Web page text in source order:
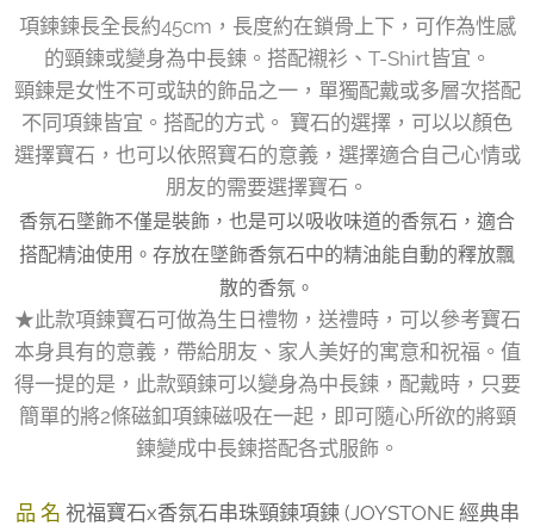
項鍊鍊長全長約45cm，長度約在鎖骨上下，可作為性感
的頸鍊或變身為中長鍊。搭配襯衫、T-Shirt皆宜。
頸鍊是女性不可或缺的飾品之一，單獨配戴或多層次搭配
不同項鍊皆宜。搭配的方式。 寶石的選擇，可以以顏色
選擇寶石，也可以依照寶石的意義，選擇適合自己心情或
朋友的需要選擇寶石。
香氛石墜飾不僅是裝飾，也是可以吸收味道的香氛石，適合
搭配精油使用。存放在墜飾香氛石中的精油能自動的釋放飄
散的香氛。
★此款項鍊寶石可做為生日禮物，送禮時，可以參考寶石
本身具有的意義，帶給朋友、家人美好的寓意和祝福。值
得一提的是，此款頸鍊可以變身為中長鍊，配戴時，只要
簡單的將2條磁釦項鍊磁吸在一起，即可隨心所欲的將頸
鍊變成中長鍊搭配各式服飾。
品 名 祝福寶石x香氛石串珠頸鍊項鍊 (JOYSTONE 經典串